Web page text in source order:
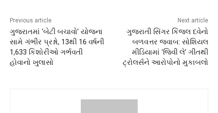
Previous article
ગુજરાતમાં ‘બેટી બચાવો’ યોજના
સામે ગંભીર પ્રશ્નો, 13થી 16 વર્ષની
1,633 કિશોરીઓ ગર્ભવતી
હોવાનો ખુલાસો
Next article
ગુજરાતી સિંગર કિંજલ દવેનો
બળવત્તર જવાબ: સોશિયલ
મીડિયામાં ‘જિવી લે’ ગીતથી
ટ્રોલર્સને આરોપોનો મુકાબલો